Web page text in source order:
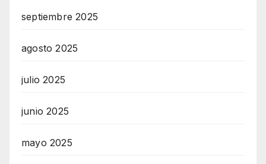
septiembre 2025
agosto 2025
julio 2025
junio 2025
mayo 2025